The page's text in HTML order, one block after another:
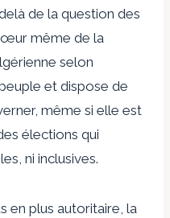
de la question des
même de la
selon
et dispose de
même si elle est
élections qui
ni inclusives.
en plus autoritaire, la